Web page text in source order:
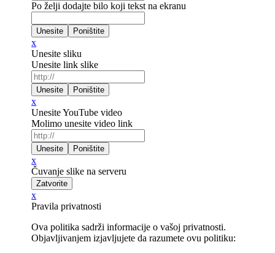
Po želji dodajte bilo koji tekst na ekranu
x
Unesite sliku
Unesite link slike
x
Unesite YouTube video
Molimo unesite video link
x
Čuvanje slike na serveru
x
Pravila privatnosti
Ova politika sadrži informacije o vašoj privatnosti.
Objavljivanjem izjavljujete da razumete ovu politiku: